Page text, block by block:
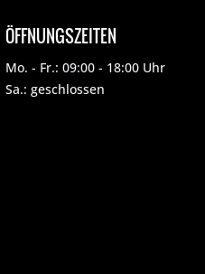
ÖFFNUNGSZEITEN
Mo. - Fr.: 09:00 - 18:00 Uhr
Sa.: geschlossen